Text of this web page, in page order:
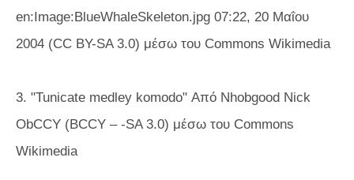
en:Image:BlueWhaleSkeleton.jpg 07:22, 20 Μαΐου
2004 (CC BY-SA 3.0) μέσω του Commons Wikimedia
3. "Tunicate medley komodo" Από Nhobgood Nick
ObCCY (BCCY – -SA 3.0) μέσω του Commons
Wikimedia